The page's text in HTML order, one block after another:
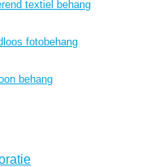
textiel behang
fotobehang
behang